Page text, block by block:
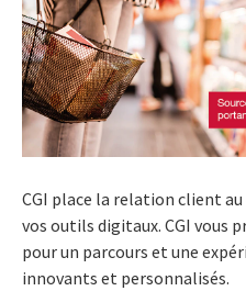
CGI place la relation client
vos outils digitaux. CGI vous
pour un parcours et une
innovants et personnalisés.